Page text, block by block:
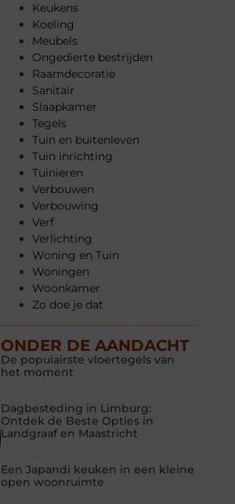
Keukens
Koeling
Meubels
Ongedierte bestrijden
Raamdecoratie
Sanitair
Slaapkamer
Tegels
Tuin en buitenleven
Tuin inrichting
Tuinieren
Verbouwen
Verbouwing
Verf
Verlichting
Woning en Tuin
Woningen
Woonkamer
Zo doe je dat
ONDER DE AANDACHT
De populairste vloertegels van
het moment
Dagbesteding in Limburg:
Ontdek de Beste Opties in
Landgraaf en Maastricht
Een Japandi keuken in een kleine
open woonruimte